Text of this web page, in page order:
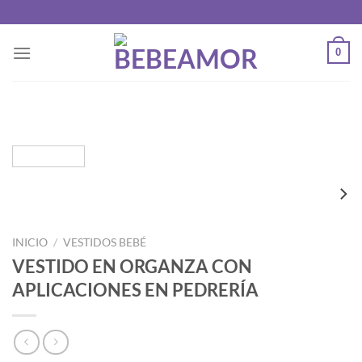
al
contenido
0
INICIO / VESTIDOS BEBÉ
VESTIDO EN ORGANZA CON
APLICACIONES EN PEDRERÍA